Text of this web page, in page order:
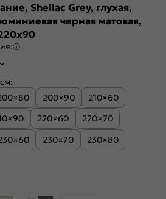
Shellac Grey, глухая,
черная матовая,
200×90
210×60
220×60
220×70
230×70
230×80